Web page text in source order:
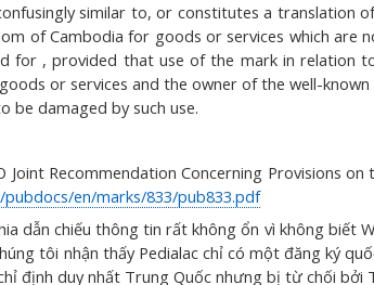
similar to, or constitutes a translation
of Cambodia for goods or services which are
for , provided that use of the mark in relation
or services and the owner of the well-
be damaged by such use.
Joint Recommendation Concerning Provisions
en/marks/833/pub833.pdf
dẫn chiếu thông tin rất không ổn vì không biết
tôi nhận thấy Pedialac chỉ có một đăng ký
định duy nhất Trung Quốc nhưng bị từ chối bởi